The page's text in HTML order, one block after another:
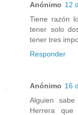
Anónimo 12
Tiene razón
tener solo
tener tres
Responder
Anónimo 16
Alguien
Herrera que